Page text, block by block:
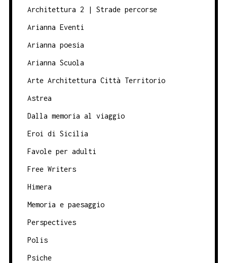
Architettura 2 | Strade percorse
Arianna Eventi
Arianna poesia
Arianna Scuola
Arte Architettura Città Territorio
Astrea
Dalla memoria al viaggio
Eroi di Sicilia
Favole per adulti
Free Writers
Himera
Memoria e paesaggio
Perspectives
Polis
Psiche